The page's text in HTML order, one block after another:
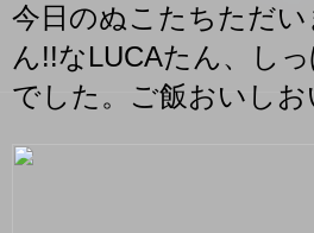
今日のぬこたちただ
ん!!なLUCAたん、し
でした。ご飯おいし